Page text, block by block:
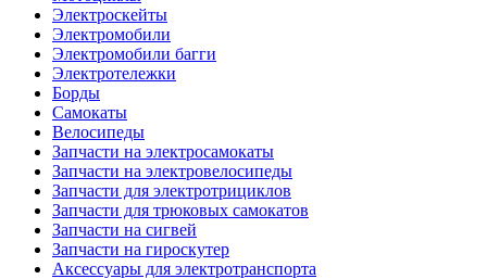
Электроскейты
Электромобили
Электромобили багги
Электротележки
Борды
Самокаты
Велосипеды
Запчасти на электросамокаты
Запчасти на электровелосипеды
Запчасти для электротрициклов
Запчасти для трюковых самокатов
Запчасти на сигвей
Запчасти на гироскутер
Аксессуары для электротранспорта